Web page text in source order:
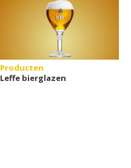
Producten
Leffe bierglazen